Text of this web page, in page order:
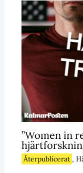
”Women in
Återpublicerat ,